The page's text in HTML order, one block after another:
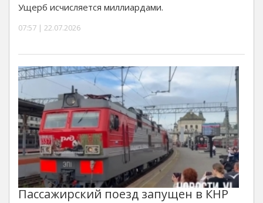
Ущерб исчисляется миллиардами.
07:57 | 22.07.2026
Пассажирский поезд запущен в КНР